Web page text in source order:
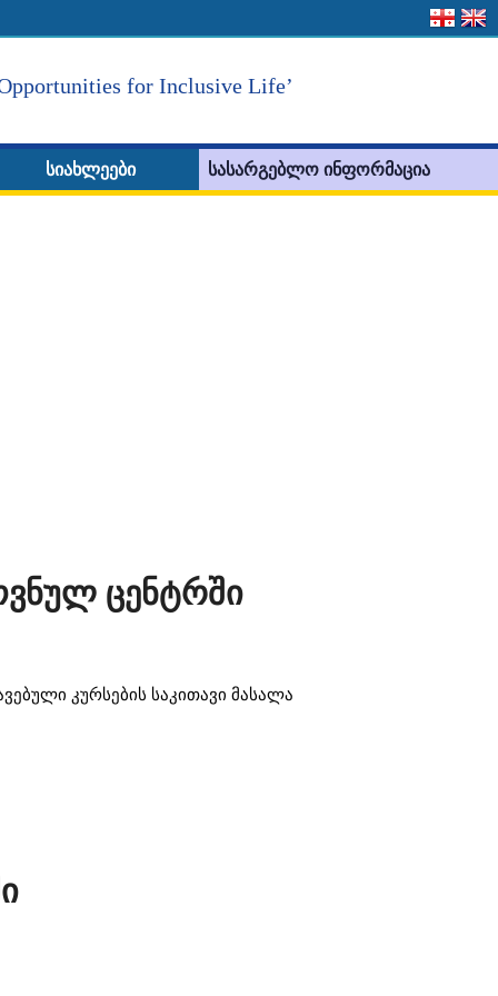
for Inclusive Life’
სიახლეები სასარგებლო ინფორმაცია
ცენტრში
კურსების საკითავი მასალა